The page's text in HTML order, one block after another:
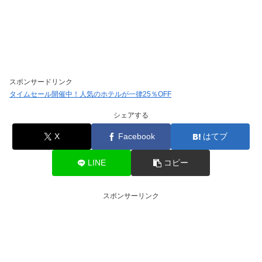
スポンサードリンク
タイムセール開催中！人気のホテルが一律25％OFF
シェアする
X Facebook はてブ
LINE コピー
スポンサーリンク